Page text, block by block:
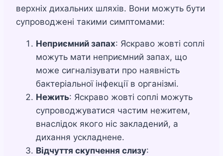
верхніх дихальних шляхів. Вони можуть бути
супроводжені такими симптомами:
Неприємний запах: Яскраво жовті соплі
можуть мати неприємний запах, що
може сигналізувати про наявність
бактеріальної інфекції в організмі.
Нежить: Яскраво жовті соплі можуть
супроводжуватися частим нежитем,
внаслідок якого ніс закладений, а
дихання ускладнене.
Відчуття скупчення слизу: